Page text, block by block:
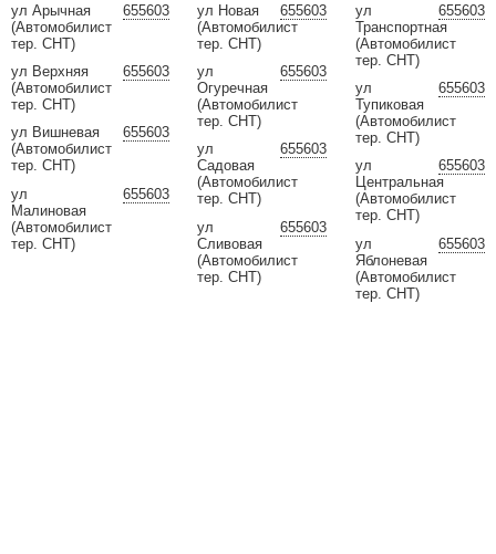
655603
ул Арычная
(Автомобилист
тер. СНТ)
655603
ул Верхняя
(Автомобилист
тер. СНТ)
655603
ул Вишневая
(Автомобилист
тер. СНТ)
655603
ул
Малиновая
(Автомобилист
тер. СНТ)
655603
ул Новая
(Автомобилист
тер. СНТ)
655603
ул
Огуречная
(Автомобилист
тер. СНТ)
655603
ул
Садовая
(Автомобилист
тер. СНТ)
655603
ул
Сливовая
(Автомобилист
тер. СНТ)
655603
ул
Транспортная
(Автомобилист
тер. СНТ)
655603
ул
Тупиковая
(Автомобилист
тер. СНТ)
655603
ул
Центральная
(Автомобилист
тер. СНТ)
655603
ул
Яблоневая
(Автомобилист
тер. СНТ)